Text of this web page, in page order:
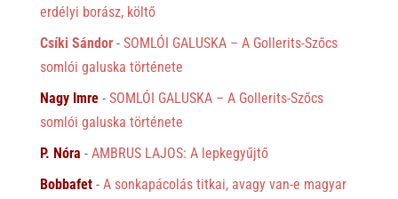
erdélyi borász, költő
Csíki Sándor- SOMLÓI GALUSKA – A Gollerits-Szőcs
somlói galuska története
Nagy Imre- SOMLÓI GALUSKA – A Gollerits-Szőcs
somlói galuska története
P. Nóra - AMBRUS LAJOS: A lepkegyűjtő
Bobbafet- A sonkapácolás titkai, avagy van-e magyar